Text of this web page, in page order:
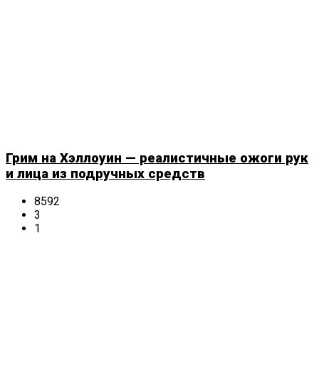
Грим на Хэллоуин — реалистичные ожоги рук
и лица из подручных средств
8592
3
1